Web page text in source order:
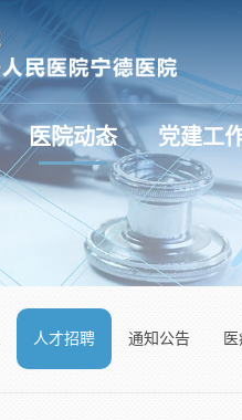
医院动态 党建工
人才招聘 通知公告